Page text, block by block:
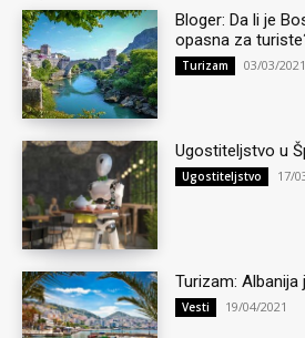
Bloger: Da li je
opasna za
Turizam 03/03/2021
Ugostiteljstvo u
Ugostiteljstvo 17/
Turizam: Albanija
Vesti 19/04/2021